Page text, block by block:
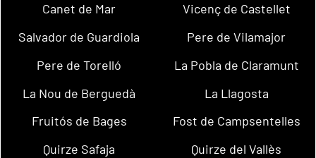
Canet de Mar
Vicenç de Castellet
Salvador de Guardiola
Pere de Vilamajor
Pere de Torelló
La Pobla de Claramunt
La Nou de Berguedà
La Llagosta
Fruitós de Bages
Fost de Campsentelles
Quirze Safaja
Quirze del Vallès